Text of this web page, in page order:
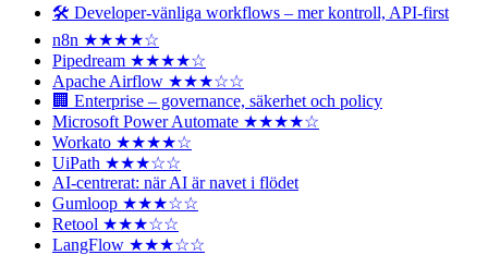
🛠️ Developer-vänliga workflows – mer kontroll, API-first
n8n ★★★★☆
Pipedream ★★★★☆
Apache Airflow ★★★☆☆
🏢 Enterprise – governance, säkerhet och policy
Microsoft Power Automate ★★★★☆
Workato ★★★★☆
UiPath ★★★☆☆
AI-centrerat: när AI är navet i flödet
Gumloop ★★★☆☆
Retool ★★★☆☆
LangFlow ★★★☆☆